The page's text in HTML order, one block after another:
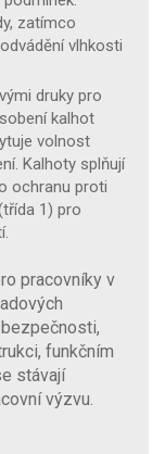
zatímco
vlhkosti
druky pro
kalhot
volnost
Kalhoty splňují
ochranu proti
1) pro
pracovníky v
funkčním
stávají
výzvu.